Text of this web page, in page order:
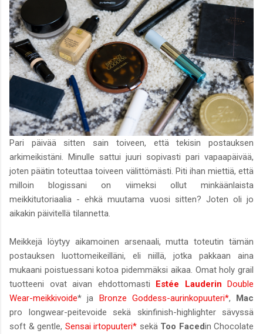
Pari päivää sitten sain toiveen, että tekisin postauksen
arkimeikistäni. Minulle sattui juuri sopivasti pari vapaapäivää,
joten päätin toteuttaa toiveen välittömästi. Piti ihan miettiä, että
milloin blogissani on viimeksi ollut minkäänlaista
meikkitutoriaalia - ehkä muutama vuosi sitten? Joten oli jo
aikakin päivitellä tilannetta.
Meikkejä löytyy aikamoinen arsenaali, mutta toteutin tämän
postauksen luottomeikeilläni, eli niillä, jotka pakkaan aina
mukaani poistuessani kotoa pidemmäksi aikaa. Omat holy grail
tuotteeni ovat aivan ehdottomasti Estée Lauderin Double
Wear-meikkivoide* ja Bronze Goddess-aurinkopuuteri*, Mac
pro longwear-peitevoide sekä skinfinish-highlighter sävyssä
soft & gentle, Sensai irtopuuteri* sekä Too Facedin Chocolate